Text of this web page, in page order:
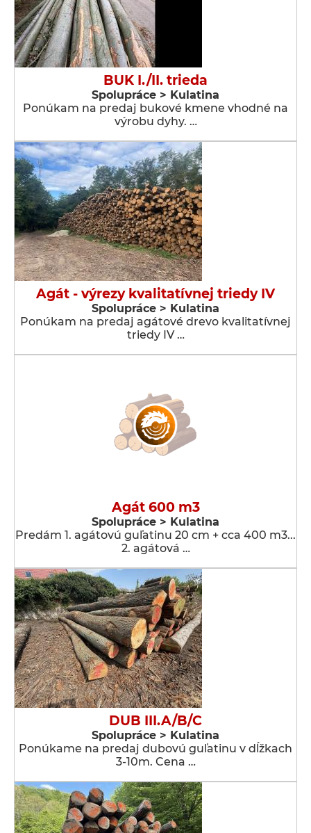
BUK I./II. trieda
Spolupráce > Kulatina
Ponúkam na predaj bukové kmene vhodné na
výrobu dyhy. …
Agát - výrezy kvalitatívnej triedy IV
Spolupráce > Kulatina
Ponúkam na predaj agátové drevo kvalitatívnej
triedy IV …
Agát 600 m3
Spolupráce > Kulatina
Predám 1. agátovú guľatinu 20 cm + cca 400 m3...
2. agátová …
DUB III.A/B/C
Spolupráce > Kulatina
Ponúkame na predaj dubovú guľatinu v dĺžkach
3-10m. Cena …